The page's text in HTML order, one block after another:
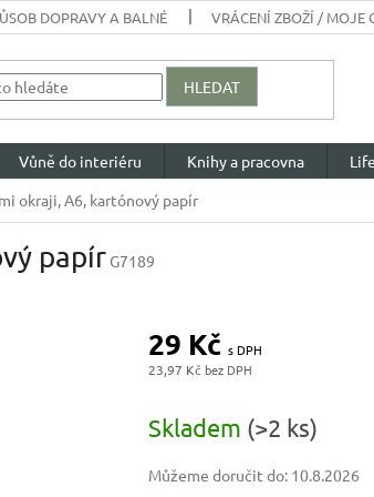
DOPRAVY A BALNÉ VRÁCENÍ ZBOŽÍ / MOJE
HLEDAT
Vůně do interiéru Knihy a pracovna
okraji, A6, kartónový papír
papír G7189
29 Kč
23,97 Kč
cena:
Skladem (>2 ks)
Můžeme doručit do: 10.8.2026